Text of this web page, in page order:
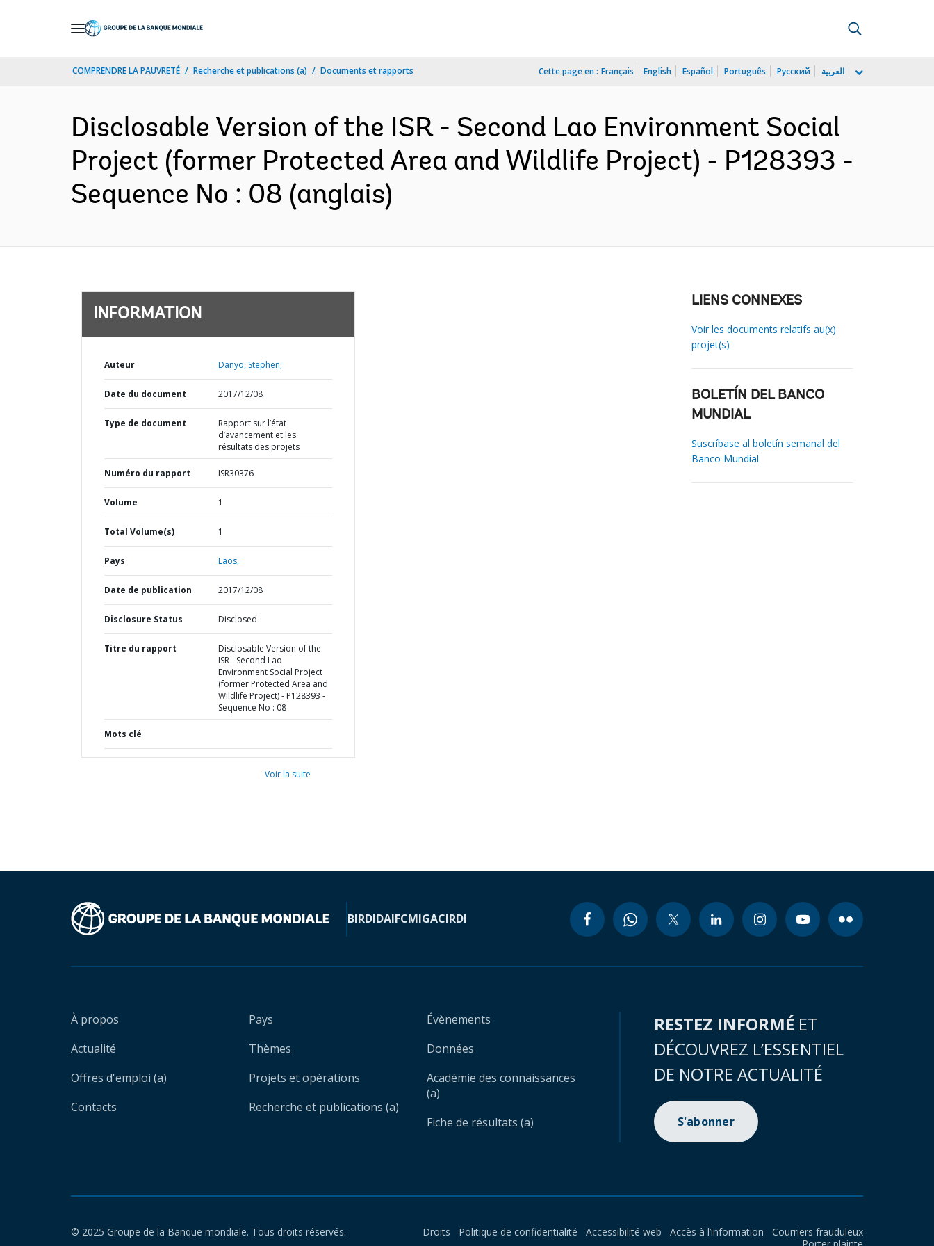
COMPRENDRE LA PAUVRETÉ Recherche et publications (a) Documents et rapports Cette page en : Français English Español Português Русский العربية
Disclosable Version of the ISR - Second Lao Environment Social
Project (former Protected Area and Wildlife Project) - P128393 -
Sequence No : 08 (anglais)
INFORMATION
Auteur Danyo, Stephen;
Date du document 2017/12/08
Type de document
Rapport sur l’état
d’avancement et les
résultats des projets
Numéro du rapport ISR30376
Volume 1
Total Volume(s) 1
Pays Laos,
Date de publication 2017/12/08
Disclosure Status Disclosed
Titre du rapport
Disclosable Version of the
ISR - Second Lao
Environment Social Project
(former Protected Area and
Wildlife Project) - P128393 -
Sequence No : 08
Mots clé
Voir la suite
LIENS CONNEXES
Voir les documents relatifs au(x)
projet(s)
BOLETÍN DEL BANCO
MUNDIAL
Suscríbase al boletín semanal del
Banco Mundial
BIRDIDAIFCMIGACIRDI
À propos
Actualité
Offres d'emploi (a)
Contacts
Pays
Thèmes
Projets et opérations
Recherche et publications (a)
Évènements
Données
Académie des connaissances
(a)
Fiche de résultats (a)
RESTEZ INFORMÉ ET
DÉCOUVREZ L’ESSENTIEL
DE NOTRE ACTUALITÉ
S'abonner
© 2025 Groupe de la Banque mondiale. Tous droits réservés. Droits Politique de confidentialité Accessibilité web Accès à l’information
Courriers frauduleux